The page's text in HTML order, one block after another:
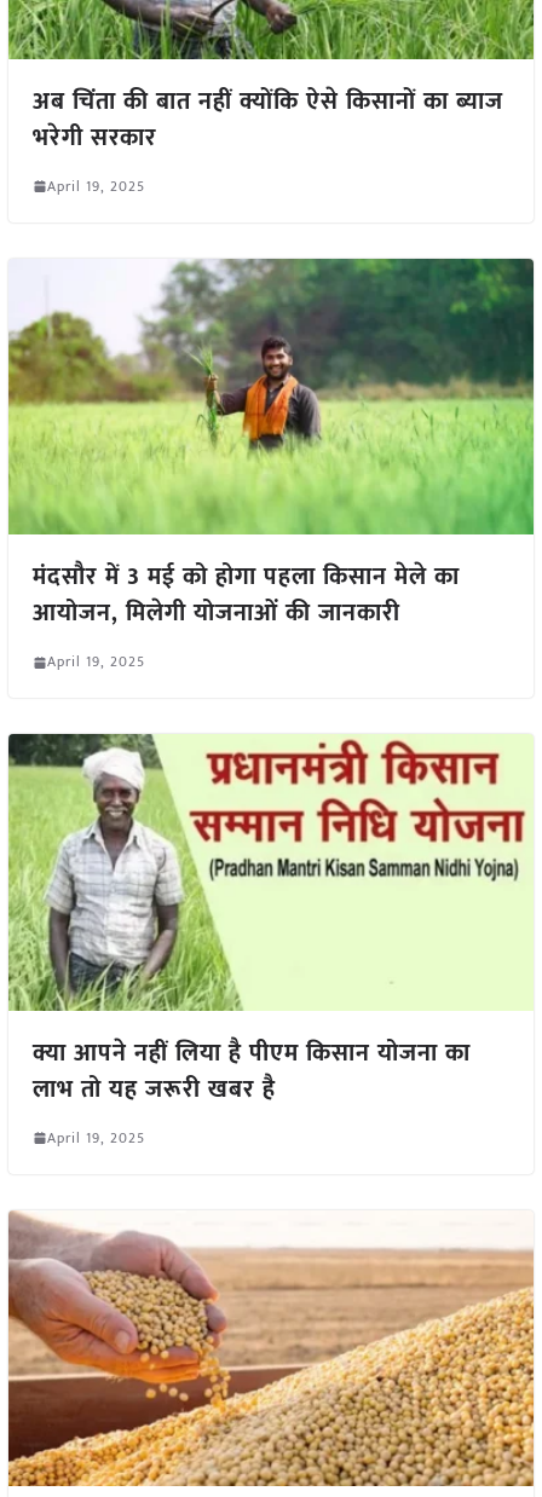
अब चिंता की बात नहीं क्योंकि ऐसे किसानों का ब्याज
भरेगी सरकार
April 19, 2025
मंदसौर में 3 मई को होगा पहला किसान मेले का
आयोजन, मिलेगी योजनाओं की जानकारी
April 19, 2025
क्या आपने नहीं लिया है पीएम किसान योजना का
लाभ तो यह जरूरी खबर है
April 19, 2025